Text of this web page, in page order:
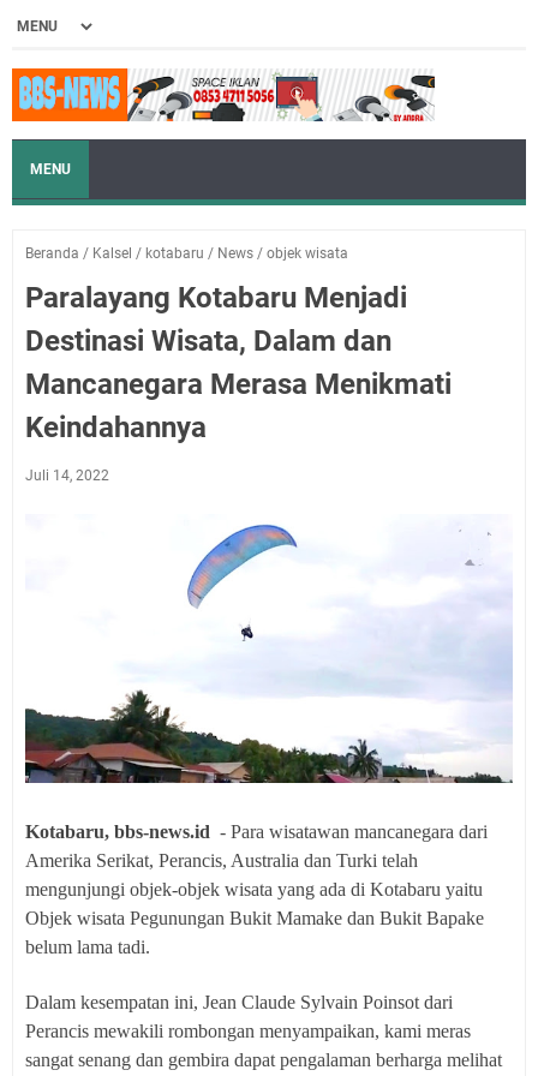
MENU
Beranda / Kalsel / kotabaru / News / objek wisata
Paralayang Kotabaru Menjadi
Destinasi Wisata, Dalam dan
Mancanegara Merasa Menikmati
Keindahannya
Juli 14, 2022
Kotabaru, bbs-news.id - Para wisatawan mancanegara dari
Amerika Serikat, Perancis, Australia dan Turki telah
mengunjungi objek-objek wisata yang ada di Kotabaru yaitu
Objek wisata Pegunungan Bukit Mamake dan Bukit Bapake
belum lama tadi.
Dalam kesempatan ini, Jean Claude Sylvain Poinsot dari
Perancis mewakili rombongan menyampaikan, kami meras
sangat senang dan gembira dapat pengalaman berharga melihat